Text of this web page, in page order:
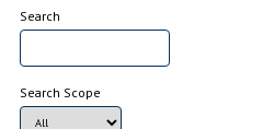
Search
Search Scope